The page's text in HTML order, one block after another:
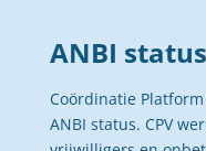
ANBI status
Coördinatie
ANBI status. CPV